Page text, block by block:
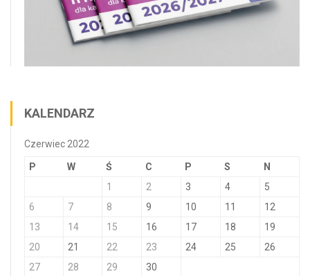
KALENDARZ
Czerwiec 2022
P W Ś C P S N
1 2 3 4
5
6
7 8 9 10 11
12
13
14 15 16 17 18
19
20
21 22 23 24 25
26
27
28 29 30